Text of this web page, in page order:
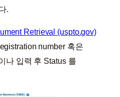
.
Retrieval (uspto.gov)
number 혹은
나 입력 후 Status 를